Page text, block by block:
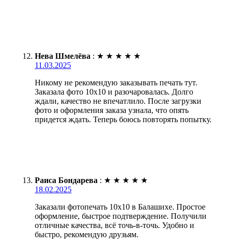
Нева Шмелёва : ★ ★ ★ ★ ★
11.03.2025
Никому не рекомендую заказывать печать тут.
Заказала фото 10х10 и разочаровалась. Долго
ждали, качество не впечатлило. После загрузки
фото и оформления заказа узнала, что опять
придется ждать. Теперь боюсь повторять попытку.
Раиса Бондарева : ★ ★ ★ ★ ★
18.02.2025
Заказали фотопечать 10х10 в Балашихе. Простое
оформление, быстрое подтверждение. Получили
отличные качества, всё точь-в-точь. Удобно и
быстро, рекомендую друзьям.